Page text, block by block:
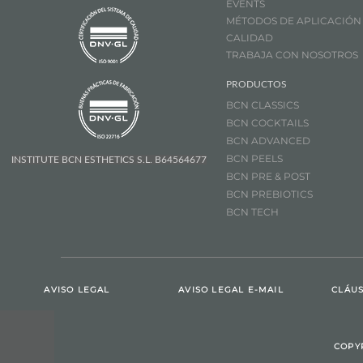
INSTITUTE BCN ESTHETICS S.L. B64564677
EVENTS
MÉTODOS DE APLICACIÓN
CALIDAD
TRABAJA CON NOSOTROS
PRODUCTOS
BCN CLASSICS
BCN COCKTAILS
BCN ADVANCED
BCN PEELS
BCN PRE & POST
BCN PREBIOTICS
BCN TECH
AVISO LEGAL AVISO LEGAL E-MAIL